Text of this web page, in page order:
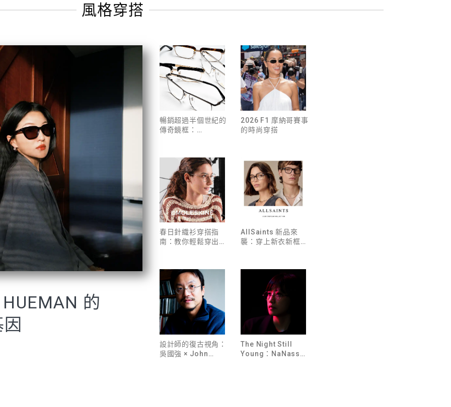
風格穿搭
的
暢銷超過半個世紀的
傳奇鏡框：
2026 F1 摩納哥賽事
的時尚穿搭
春日針織衫穿搭指
南：教你輕鬆穿出氣
AllSaints 新品來
襲：穿上新衣新框，
設計師的復古視角：
吳國強 × John
The Night Still
Young：NaNassus